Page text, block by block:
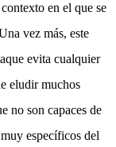
en el que se
vez más, este
evita cualquier
eludir muchos
no son capaces de
específicos del